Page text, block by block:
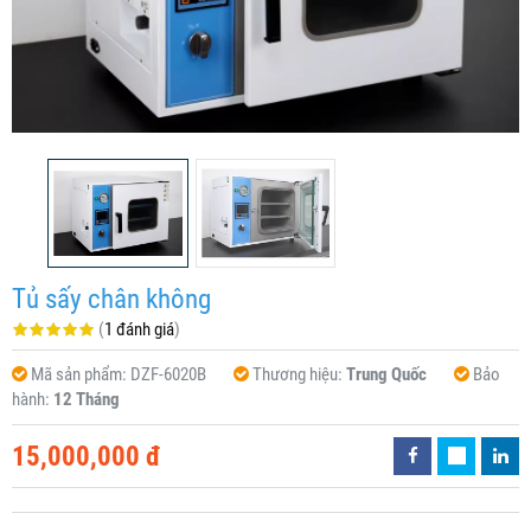
Tủ sấy chân không
(1 đánh giá)
Mã sản phẩm: DZF-6020B Thương hiệu: Trung Quốc
Bảo
hành: 12 Tháng
15,000,000 đ